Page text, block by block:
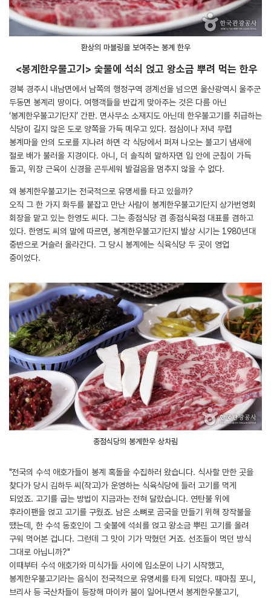
환상의 마블링을 보여주는 봉계 한우
<봉계한우불고기> 숯불에 석쇠 얹고 왕소금 뿌려 먹는 한우
경북 경주시 내남면에서 남쪽의 행정구역 경계선을 넘으면 울산광역시 울주군
두동면 봉계리 땅이다. 여행객들을 반갑게 맞아주는 것은 다름 아닌
‘봉계한우불고기단지’ 간판. 면사무소 소재지도 아닌데 한우불고기를 취급하는
식당이 길지 않은 도로 양쪽을 가득 메우고 있다. 점심이나 저녁 무렵
봉계마을 안의 도로를 지나려 하면 각 식당에서 퍼져 나오는 불고기 냄새에
절로 배가 불러올 지경이다. 아니, 더 솔직히 말하자면 입 안에 군침이 가득
돌고, 위장 근육이 신경을 곤두세워 발걸음을 멈추지 않을 수 없다.
왜 봉계한우불고기는 전국적으로 유명세를 타고 있을까?
오직 그 한 가지 화두를 붙잡고 만난 사람이 봉계한우불고기단지 상가번영회
회장을 맡고 있는 한영도 씨다. 그는 종점식당 겸 종점식육점 대표를 겸하고
있다. 한영도 씨의 말에 따르면, 봉계한우불고기단지 발상 시기는 1980년대
중반으로 거슬러 올라간다. 그 당시 봉계에는 식육식당 두 곳이 영업
중이었다.
종점식당의 봉계한우 상차림
"전국의 수석 애호가들이 봉계 혹돌을 수집하러 왔습니다. 식사할 만한 곳을
찾다가 당시 김하두 씨(작고)가 운영하는 식육식당에 들러 고기를 먹게
되었죠. 고기를 굽는 방법이 지금과는 전혀 달랐습니다. 연탄불 위에
후라이팬을 얹고 고기를 구웠죠. 남은 소뼈로 곰국을 만들기 위해 장작불을
땠는데, 한 수석 동호인이 그 숯불에 석쇠를 얹고 왕소금 뿌린 고기를 올려
구워 먹어본 겁니다. 그런데 그 맛이 기가 막혔던 거죠. 선조들이 먹던 방식
그대로 아닙니까?"
이때부터 수석 애호가와 미식가들 사이에 입소문이 나기 시작했고,
봉계한우불고기라는 음식이 전국적으로 유명세를 타게 되었다. 때마침 포니,
브리사 등 국산차들이 등장해 마이카 붐이 일어나면서 봉계한우불고기,